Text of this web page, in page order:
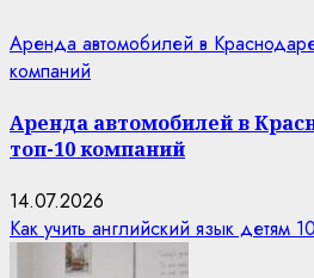
Аренда автомобилей в
компаний
Аренда автомобилей в
топ-10 компаний
14.07.2026
Как учить английский язык детям